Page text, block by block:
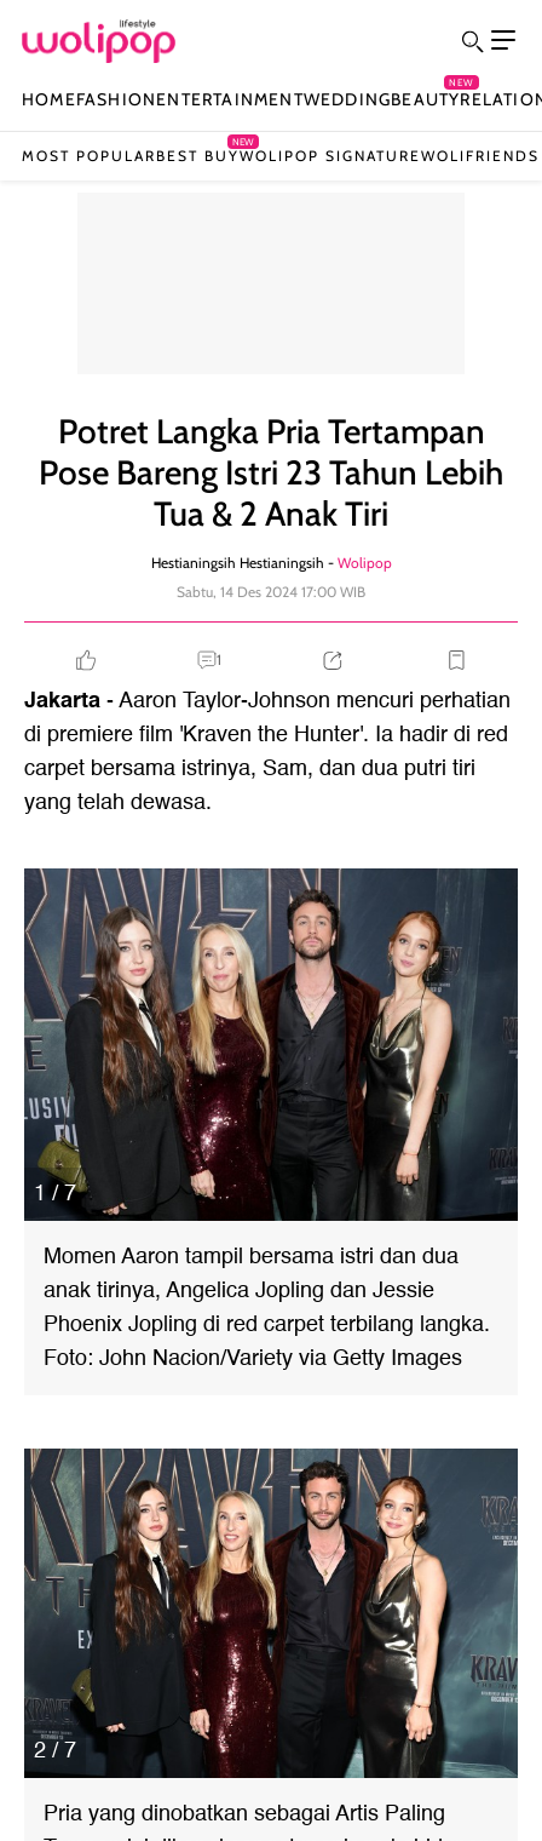
HOMEFASHIONENTERTAINMENTWEDDINGBEAUTY
NEW
MOST POPULAR BEST BUY
NEW
WOLIPOP SIGNATUREWOLIFRIENDS
Potret Langka Pria Tertampan
Pose Bareng Istri 23 Tahun Lebih
Tua & 2 Anak Tiri
Hestianingsih Hestianingsih - Wolipop
Sabtu, 14 Des 2024 17:00 WIB
1
Jakarta- Aaron Taylor-Johnson mencuri perhatian
di premiere film 'Kraven the Hunter'. Ia hadir di red
carpet bersama istrinya, Sam, dan dua putri tiri
yang telah dewasa.
1 / 7
Momen Aaron tampil bersama istri dan dua
anak tirinya, Angelica Jopling dan Jessie
Phoenix Jopling di red carpet terbilang langka.
Foto: John Nacion/Variety via Getty Images
2 / 7
Pria yang dinobatkan sebagai Artis Paling